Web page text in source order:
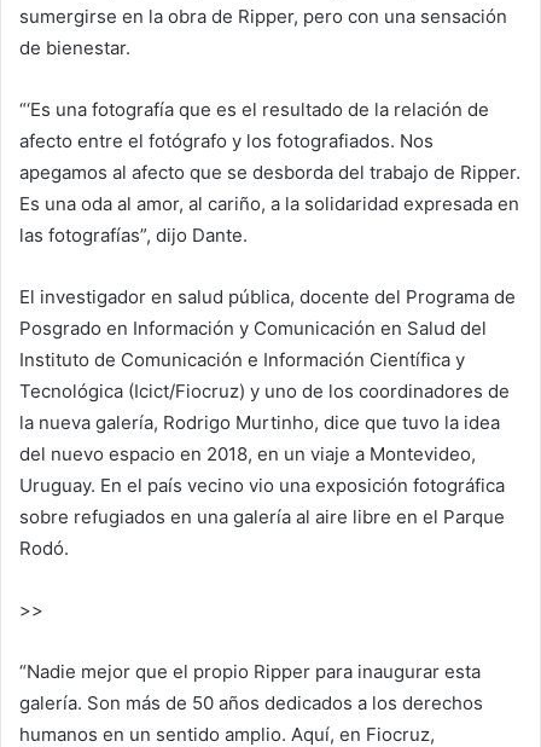
sumergirse en la obra de Ripper, pero con una sensación
de bienestar.
“‘Es una fotografía que es el resultado de la relación de
afecto entre el fotógrafo y los fotografiados. Nos
apegamos al afecto que se desborda del trabajo de Ripper.
Es una oda al amor, al cariño, a la solidaridad expresada en
las fotografías”, dijo Dante.
El investigador en salud pública, docente del Programa de
Posgrado en Información y Comunicación en Salud del
Instituto de Comunicación e Información Científica y
Tecnológica (Icict/Fiocruz) y uno de los coordinadores de
la nueva galería, Rodrigo Murtinho, dice que tuvo la idea
del nuevo espacio en 2018, en un viaje a Montevideo,
Uruguay. En el país vecino vio una exposición fotográfica
sobre refugiados en una galería al aire libre en el Parque
Rodó.
>>
“Nadie mejor que el propio Ripper para inaugurar esta
galería. Son más de 50 años dedicados a los derechos
humanos en un sentido amplio. Aquí, en Fiocruz,